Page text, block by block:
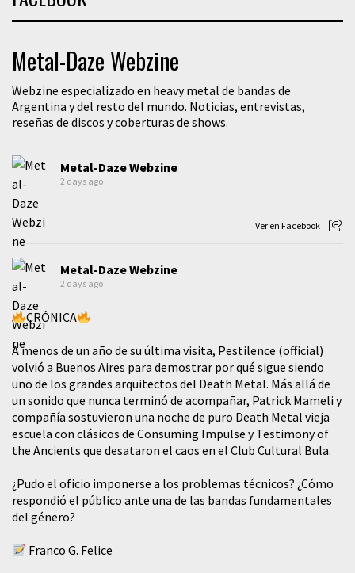
Metal-Daze Webzine
Webzine especializado en heavy metal de bandas de
Argentina y del resto del mundo. Noticias, entrevistas,
reseñas de discos y coberturas de shows.
Metal-Daze Webzine
2 days ago
Ver en Facebook
Metal-Daze Webzine
2 days ago
CRÓNICA
A menos de un año de su última visita, Pestilence (official)
volvió a Buenos Aires para demostrar por qué sigue siendo
uno de los grandes arquitectos del Death Metal. Más allá de
un sonido que nunca terminó de acompañar, Patrick Mameli y
compañía sostuvieron una noche de puro Death Metal vieja
escuela con clásicos de Consuming Impulse y Testimony of
the Ancients que desataron el caos en el Club Cultural Bula.
¿Pudo el oficio imponerse a los problemas técnicos? ¿Cómo
respondió el público ante una de las bandas fundamentales
del género?
Franco G. Felice